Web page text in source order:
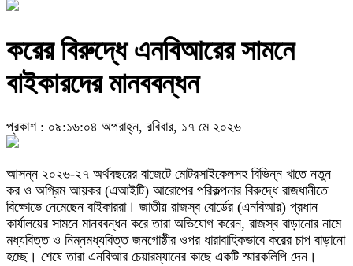
করের বিরুদ্ধে এনবিআরের সামনে
বাইকারদের মানববন্ধন
প্রকাশ : ০৯:১৬:০৪ অপরাহ্ন, রবিবার, ১৭ মে ২০২৬
আসন্ন ২০২৬-২৭ অর্থবছরের বাজেটে মোটরসাইকেলসহ বিভিন্ন খাতে নতুন
কর ও অগ্রিম আয়কর (এআইটি) আরোপের পরিকল্পনার বিরুদ্ধে রাজধানীতে
বিক্ষোভে নেমেছেন বাইকাররা। জাতীয় রাজস্ব বোর্ডের (এনবিআর) প্রধান
কার্যালয়ের সামনে মানববন্ধন করে তারা অভিযোগ করেন, রাজস্ব বাড়ানোর নামে
মধ্যবিত্ত ও নিম্নমধ্যবিত্ত জনগোষ্ঠীর ওপর ধারাবাহিকভাবে করের চাপ বাড়ানো
হচ্ছে। শেষে তারা এনবিআর চেয়ারম্যানের কাছে একটি স্মারকলিপি দেন।